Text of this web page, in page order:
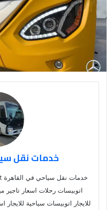
خدمات نقل
اتوبيسات رحلات اسعار
للايجار اتوبيسات سياحية للايجار